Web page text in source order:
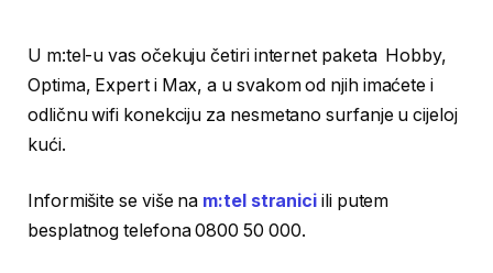
U m:tel-u vas očekuju četiri internet paketa Hobby,
Optima, Expert i Max, a u svakom od njih imaćete i
odličnu wifi konekciju za nesmetano surfanje u cijeloj
kući.
Informišite se više na m:tel stranici ili putem
besplatnog telefona 0800 50 000.